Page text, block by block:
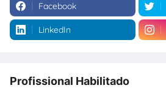
Facebook
LinkedIn
Profissional Habilitado